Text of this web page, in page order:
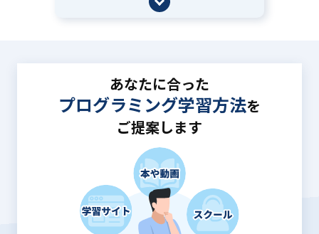
あなたに合った
プログラミング学習方法を
ご提案します